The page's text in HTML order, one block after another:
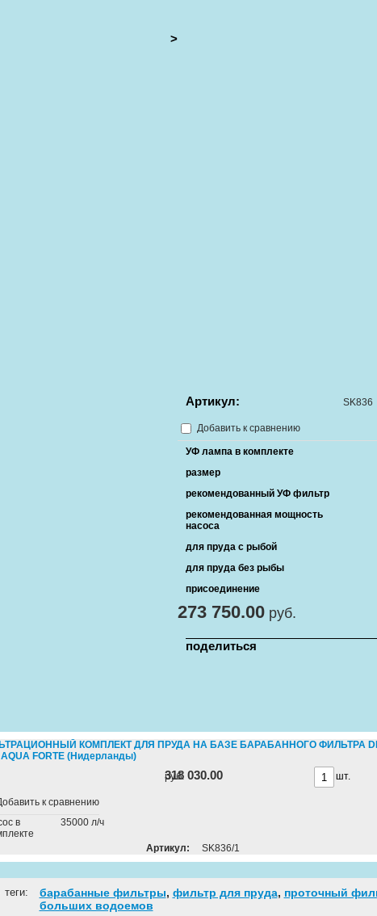
>
Артикул: SK836
Добавить к сравнению
УФ лампа в комплекте
размер
рекомендованный УФ фильтр
рекомендованная мощность
насоса
для пруда с рыбой
для пруда без рыбы
присоединение
273 750.00руб.
поделиться
КОМПЛЕКТ ДЛЯ ПРУДА НА БАЗЕ БАРАБАННОГО ФИЛЬТРА
AQUA FORTE (Нидерланды)
318 030.00
руб. шт.
к сравнению
в
35000 л/ч
Артикул: SK836/1
теги: барабанные фильтры, фильтр для пруда, проточный
больших водоемов